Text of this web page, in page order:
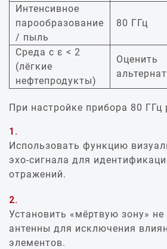
Интенсивное
парообразование
/ пыль
80 ГГц
Среда с ε < 2
(лёгкие
нефтепродукты)
Оценить
При настройке прибора 80 ГГц
Использовать функцию
эхо‑сигнала для
отражений.
Установить «мёртвую зону»
антенны для исключения
элементов.